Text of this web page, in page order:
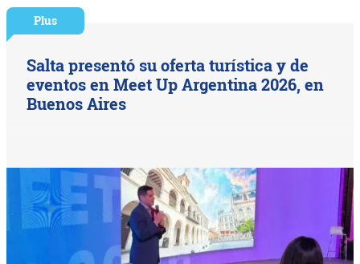
Plus
Salta presentó su oferta turística y de
eventos en Meet Up Argentina 2026, en
Buenos Aires